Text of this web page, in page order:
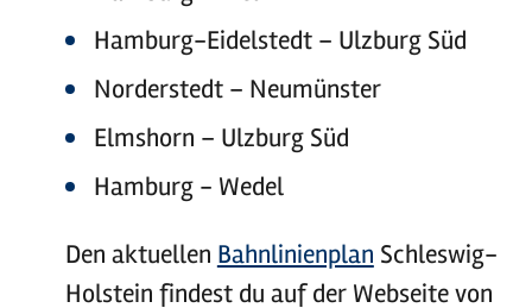
Hamburg-Eidelstedt – Ulzburg Süd
Norderstedt – Neumünster
Elmshorn – Ulzburg Süd
Hamburg - Wedel
Den aktuellen Bahnlinienplan Schleswig-
Holstein findest du auf der Webseite von